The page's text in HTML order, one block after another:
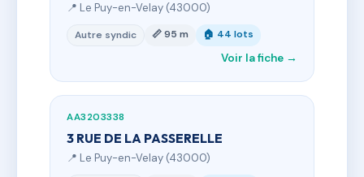
📍 Le Puy-en-Velay (43000)
Autre syndic 📏 95 m 🏠 44 lots
Voir la fiche →
AA3203338
3 RUE DE LA PASSERELLE
📍 Le Puy-en-Velay (43000)